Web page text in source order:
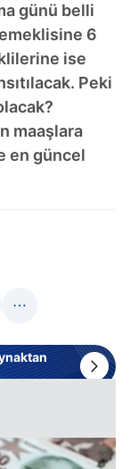
günü belli
6
ise
Peki
maaşlara
en güncel